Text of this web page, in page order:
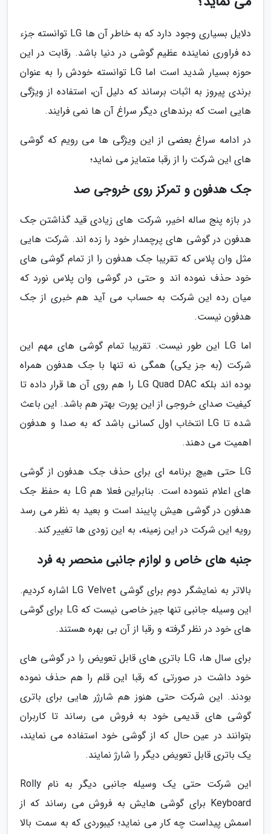
دلایل بسیاری وجود دارد که به خاطر آن ها LG توانسته جزء
ده فراوری نماینده عظیم گوشی در دنیا باشد. رقابت در این
حوزه بسیار شدید است اما LG توانسته خودش را به عنوان
برندی پیروز به اثبات برساند که دلیل آن، استفاده از ویژگی
هایی است که برندهای دیگر سراغ آن ها نمی فرایند.
در ادامه سراغ بعضی از این ویژگی ها می رویم که گوشی
های این شرکت را از رقبا متمایز می نماید؛
جک هدفون و تمرکز روی خروجی صد
در بازه پنج ساله اخیر، شرکت های زیادی قید گذاشتن جک
هدفون در گوشی های پرچمدار خود را زده اند. شرکت هایی
مثل وان پلاس که تقریبا جک هدفون را از تمام گوشی های
خود حذف نموده اند و حتی در گوشی وان پلاس نورد که
میان رده این شرکت به حساب می آید هم خبری از جک
هدفون نیست.
اما LG این طور نیست. تقریبا تمام گوشی های مهم این
شرکت (به جز یکی) همگی نه تنها با جک هدفون همراه
بوده اند بلکه LG Quad DAC را هم روی آن ها قرار داده تا
کیفیت صدای خروجی از این پورت بهتر هم باشد. این باعث
شده تا LG انتخاب اول کسانی باشد که به صدا و هدفون
اهمیت می دهند.
LG حتی هیچ برنامه ای برای حذف جک هدفون از گوشی
های اعلام ننموده است. بنابراین فعلا هم LG به حفظ جک
هدفون در گوشی هیش پایبند است و بعید به نظر می رسد
رویه این شرکت در این زمینه، به این زودی ها تغییر کند.
جنبه های خاص و لوازم جانبی منحصر به فرد
بالاتر به نمایشگر دوم برای گوشی LG Velvet اشاره کردیم.
این وسیله جانبی تنها جیز خاصی نیست که LG برای گوشی
های خود در نظر گرفته و رقبا از آن بی بهره هستند.
برای سال ها، LG باتری های قابل تعویض را در گوشی های
خود داشت در صورتی که رقبا این قلم را هم حذف نموده
بودند. این شرکت حتی هنوز هم شارژر هایی برای باتری
گوشی های قدیمی خود به فروش می رساند تا کاربران
بتوانند در عین حال که از گوشی خود استفاده می نمایند،
یک باتری قابل تعویض دیگر را شارژ نمایند.
این شرکت حتی یک وسیله جانبی دیگر به نام Rolly
Keyboard برای گوشی هایش به فروش می رساند که از
اسمش پیداست چه کار می نماید؛ کیبوردی که به سمت بالا